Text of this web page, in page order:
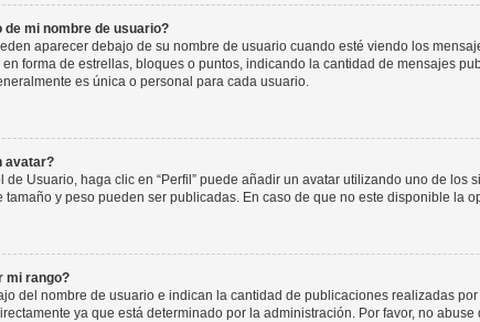
de mi nombre de usuario?
aparecer debajo de su nombre de usuario cuando esté viendo los
forma de estrellas, bloques o puntos, indicando la cantidad de mensajes
es única o personal para cada usuario.
avatar?
de Usuario, haga clic en “Perfil” puede añadir un avatar utilizando uno de
tamaño y peso pueden ser publicadas. En caso de que no este disponible la
mi rango?
del nombre de usuario e indican la cantidad de publicaciones realizadas
ya que está determinado por la administración. Por favor, no